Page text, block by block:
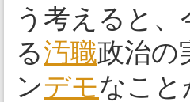
う考えると
る汚職政治の
ンデモなこ